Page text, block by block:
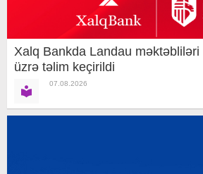
Xalq Bankda Landau məktəbliləri
üzrə təlim keçirildi
07.08.2026